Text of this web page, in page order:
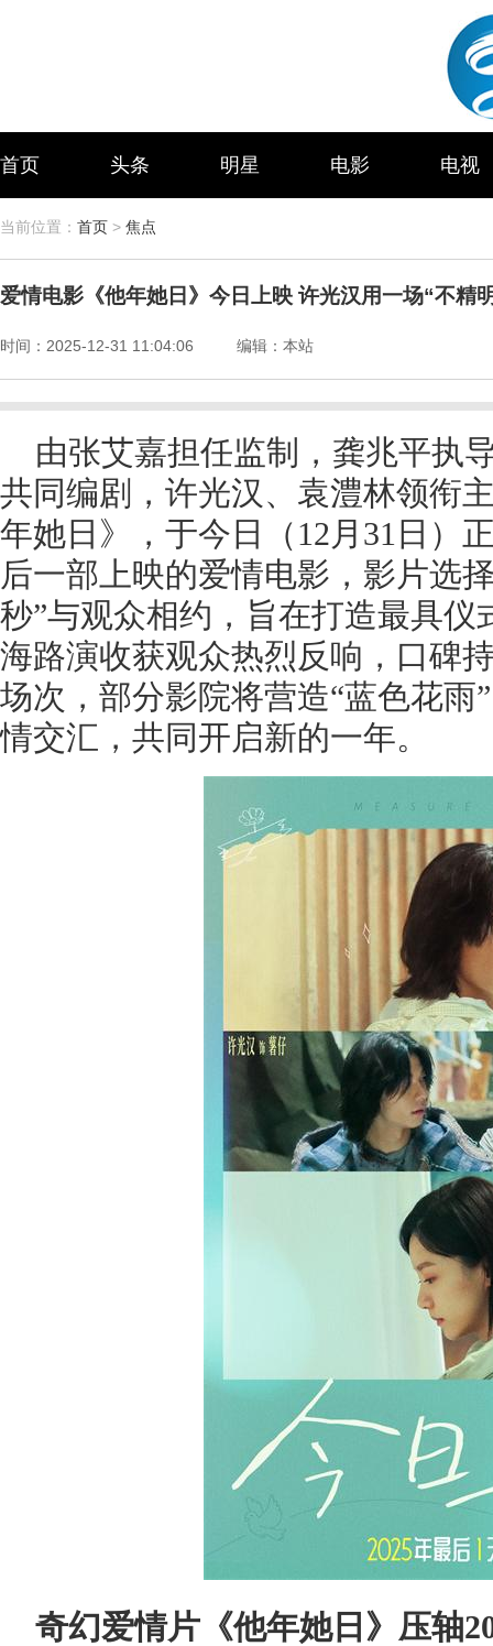
首页 头条 明星 电影 电视
当前位置： 首页 > 焦点
爱情电影《他年她日》今日上映 许光汉用一场“不精
时间： 2025-12-31 11:04:06 编辑： 本站
由张艾嘉担任监制，龚兆平执
共同编剧，许光汉、袁澧林领衔
年她日》，于今日（12月31日）
后一部上映的爱情电影，影片选
秒”与观众相约，旨在打造最具
海路演收获观众热烈反响，口碑
场次，部分影院将营造“蓝色花
情交汇，共同开启新的一年。
奇幻爱情片《他年她日》压轴